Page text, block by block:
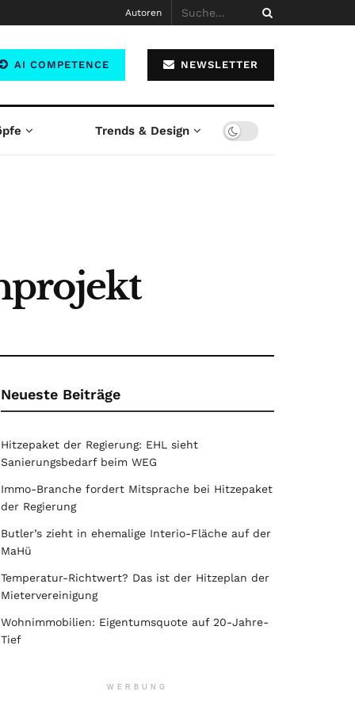
Autoren
AI COMPETENCE NEWSLETTER
Trends & Design
Neueste Beiträge
Hitzepaket der Regierung: EHL sieht
Sanierungsbedarf beim WEG
Immo-Branche fordert Mitsprache bei Hitzepaket
der Regierung
Butler’s zieht in ehemalige Interio-Fläche auf der
MaHü
Temperatur-Richtwert? Das ist der Hitzeplan der
Mietervereinigung
Wohnimmobilien: Eigentumsquote auf 20-Jahre-
Tief
WERBUNG